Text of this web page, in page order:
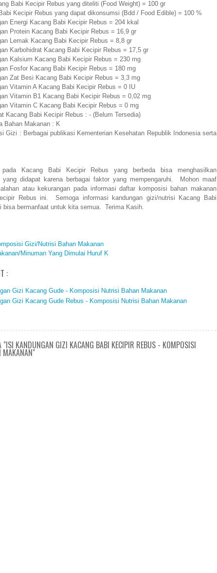
Babi Kecipir Rebus yang diteliti (Food Weight) = 100 gr
Kecipir Rebus yang dapat dikonsumsi (Bdd / Food Edible) = 100 %
Energi Kacang Babi Kecipir Rebus = 204 kkal
Protein Kacang Babi Kecipir Rebus = 16,9 gr
Lemak Kacang Babi Kecipir Rebus = 8,8 gr
Karbohidrat Kacang Babi Kecipir Rebus = 17,5 gr
Kalsium Kacang Babi Kecipir Rebus = 230 mg
Fosfor Kacang Babi Kecipir Rebus = 180 mg
Zat Besi Kacang Babi Kecipir Rebus = 3,3 mg
Vitamin A Kacang Babi Kecipir Rebus = 0 IU
Vitamin B1 Kacang Babi Kecipir Rebus = 0,02 mg
Vitamin C Kacang Babi Kecipir Rebus = 0 mg
Kacang Babi Kecipir Rebus : - (Belum Tersedia)
Bahan Makanan : K
Gizi : Berbagai publikasi Kementerian Kesehatan Republik Indonesia serta
pada Kacang Babi Kecipir Rebus yang berbeda bisa menghasilkan
yang didapat karena berbagai faktor yang mempengaruhi. Mohon maaf
atau kekurangan pada informasi daftar komposisi bahan makanan
Rebus ini. Semoga informasi kandungan gizi/nutrisi Kacang Babi
bisa bermanfaat untuk kita semua. Terima Kasih.
Gizi/Nutrisi Bahan Makanan
Minuman Yang Dimulai Huruf K
:
Gizi Kacang Gude - Komposisi Nutrisi Bahan Makanan
Gizi Kacang Gude Rebus - Komposisi Nutrisi Bahan Makanan
"ISI KANDUNGAN GIZI KACANG BABI KECIPIR REBUS - KOMPOSISI
MAKANAN"